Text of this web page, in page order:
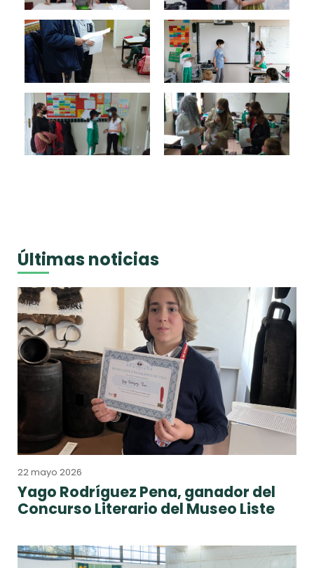
Últimas noticias
22 mayo 2026
Yago Rodríguez Pena, ganador del
Concurso Literario del Museo Liste